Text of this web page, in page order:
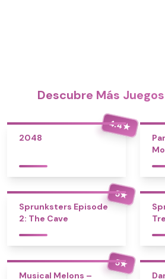
Descubre Más
4.4★
2048
5★
Sprunksters Episode
2: The Cave
5★
Musical Melons –